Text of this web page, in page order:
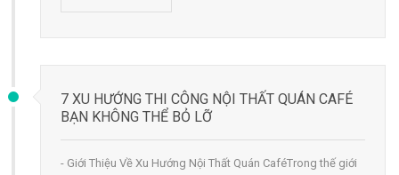
7 XU HƯỚNG THI CÔNG NỘI THẤT QUÁN CAFÉ
BẠN KHÔNG THỂ BỎ LỠ
- Giới Thiệu Về Xu Hướng Nội Thất Quán CaféTrong thế giới